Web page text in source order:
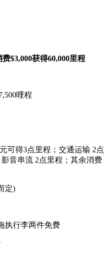
$3,000获得60,000里程
哩程
可得3点里程；交通运输 2点
音串流 2点里程；其余消费
定)
执行李两件免费